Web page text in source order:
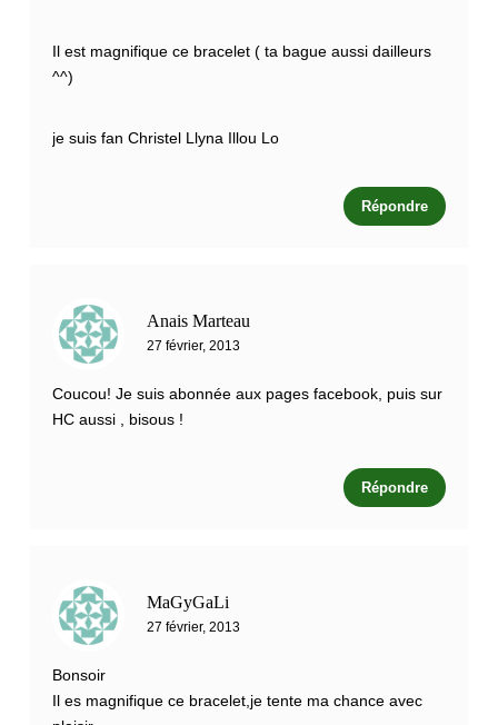
Il est magnifique ce bracelet ( ta bague aussi dailleurs
^^)
je suis fan Christel Llyna Illou Lo
Répondre
Anais Marteau
27 février, 2013
Coucou! Je suis abonnée aux pages facebook, puis sur
HC aussi , bisous !
Répondre
MaGyGaLi
27 février, 2013
Bonsoir
Il es magnifique ce bracelet,je tente ma chance avec